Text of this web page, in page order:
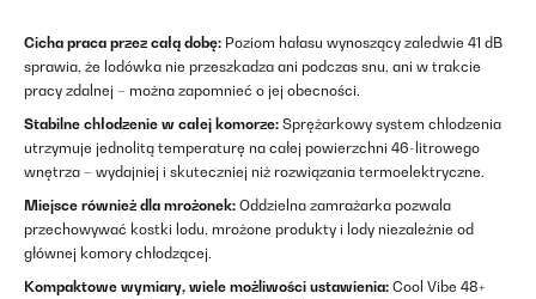
Cicha praca przez całą dobę: Poziom hałasu wynoszący zaledwie 41 dB
sprawia, że lodówka nie przeszkadza ani podczas snu, ani w trakcie
pracy zdalnej – można zapomnieć o jej obecności.
Stabilne chłodzenie w całej komorze: Sprężarkowy system chłodzenia
utrzymuje jednolitą temperaturę na całej powierzchni 46-litrowego
wnętrza – wydajniej i skuteczniej niż rozwiązania termoelektryczne.
Miejsce również dla mrożonek: Oddzielna zamrażarka pozwala
przechowywać kostki lodu, mrożone produkty i lody niezależnie od
głównej komory chłodzącej.
Kompaktowe wymiary, wiele możliwości ustawienia: Cool Vibe 48+